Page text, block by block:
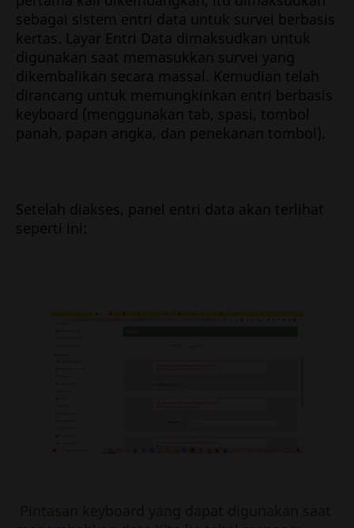
sebagai sistem entri data untuk survei berbasis
kertas. Layar Entri Data dimaksudkan untuk
digunakan saat memasukkan survei yang
dikembalikan secara massal. Kemudian telah
dirancang untuk memungkinkan entri berbasis
keyboard (menggunakan tab, spasi, tombol
panah, papan angka, dan penekanan tombol).
Setelah diakses, panel entri data akan terlihat
seperti ini: